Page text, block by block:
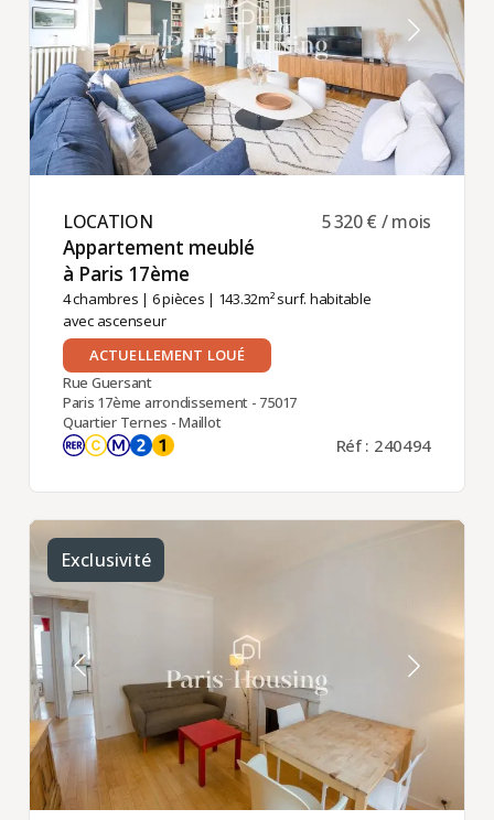
LOCATION ​
Appartement meublé
à Paris 17ème ​
4 chambres | 6 pièces | 143.32m² surf. habitable
avec ascenseur
5 320 € / mois
ACTUELLEMENT LOUÉ
Rue Guersant
Paris 17ème arrondissement - 75017
Quartier Ternes - Maillot
Réf : 240494
Exclusivité